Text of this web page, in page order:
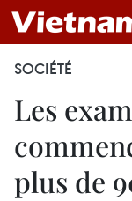
SOCIÉTÉ
Les
plus de